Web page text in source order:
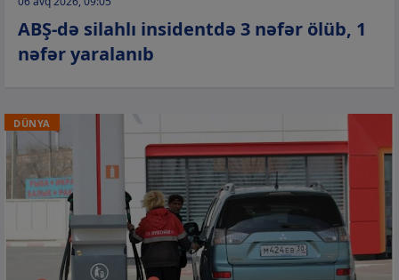
ABŞ-də silahlı insidentdə 3 nəfər ölüb, 1
nəfər yaralanıb
DÜNYA